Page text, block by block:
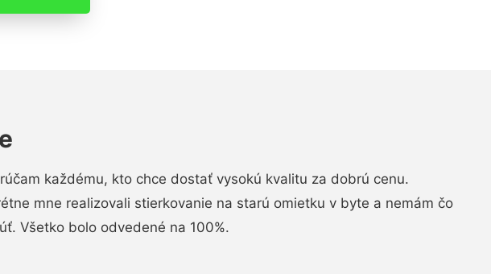
každému, kto chce dostať vysokú kvalitu za dobrú cenu.
mne realizovali stierkovanie na starú omietku v byte a nemám čo
Všetko bolo odvedené na 100%.